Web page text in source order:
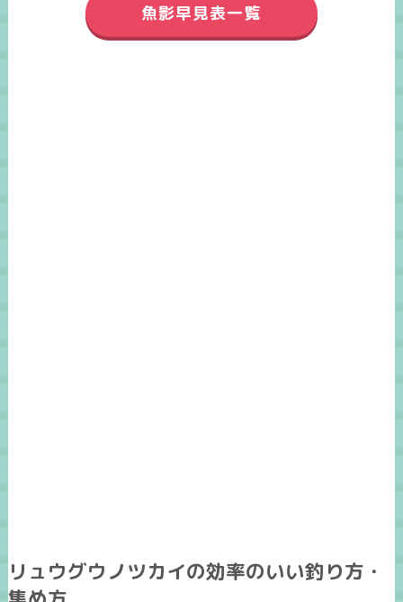
魚影早見表一覧
リュウグウノツカイの効率のいい釣り方・